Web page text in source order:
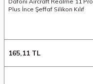
Plus İnce Şeffaf Silikon Kılıf
165,11 TL